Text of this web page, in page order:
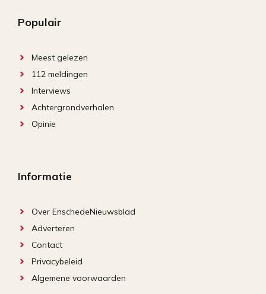
Populair
Meest gelezen
112 meldingen
Interviews
Achtergrondverhalen
Opinie
Informatie
Over EnschedeNieuwsblad
Adverteren
Contact
Privacybeleid
Algemene voorwaarden